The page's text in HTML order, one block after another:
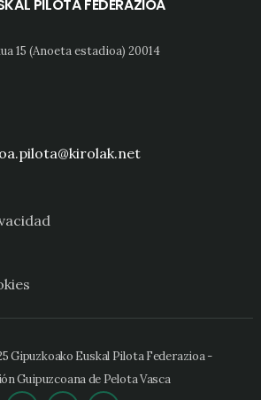
PILOTA FEDERAZIOA
15 (Anoeta estadioa) 20014
Gipuzkoako Euskal Pilota Federazioa -
Guipuzcoana de Pelota Vasca